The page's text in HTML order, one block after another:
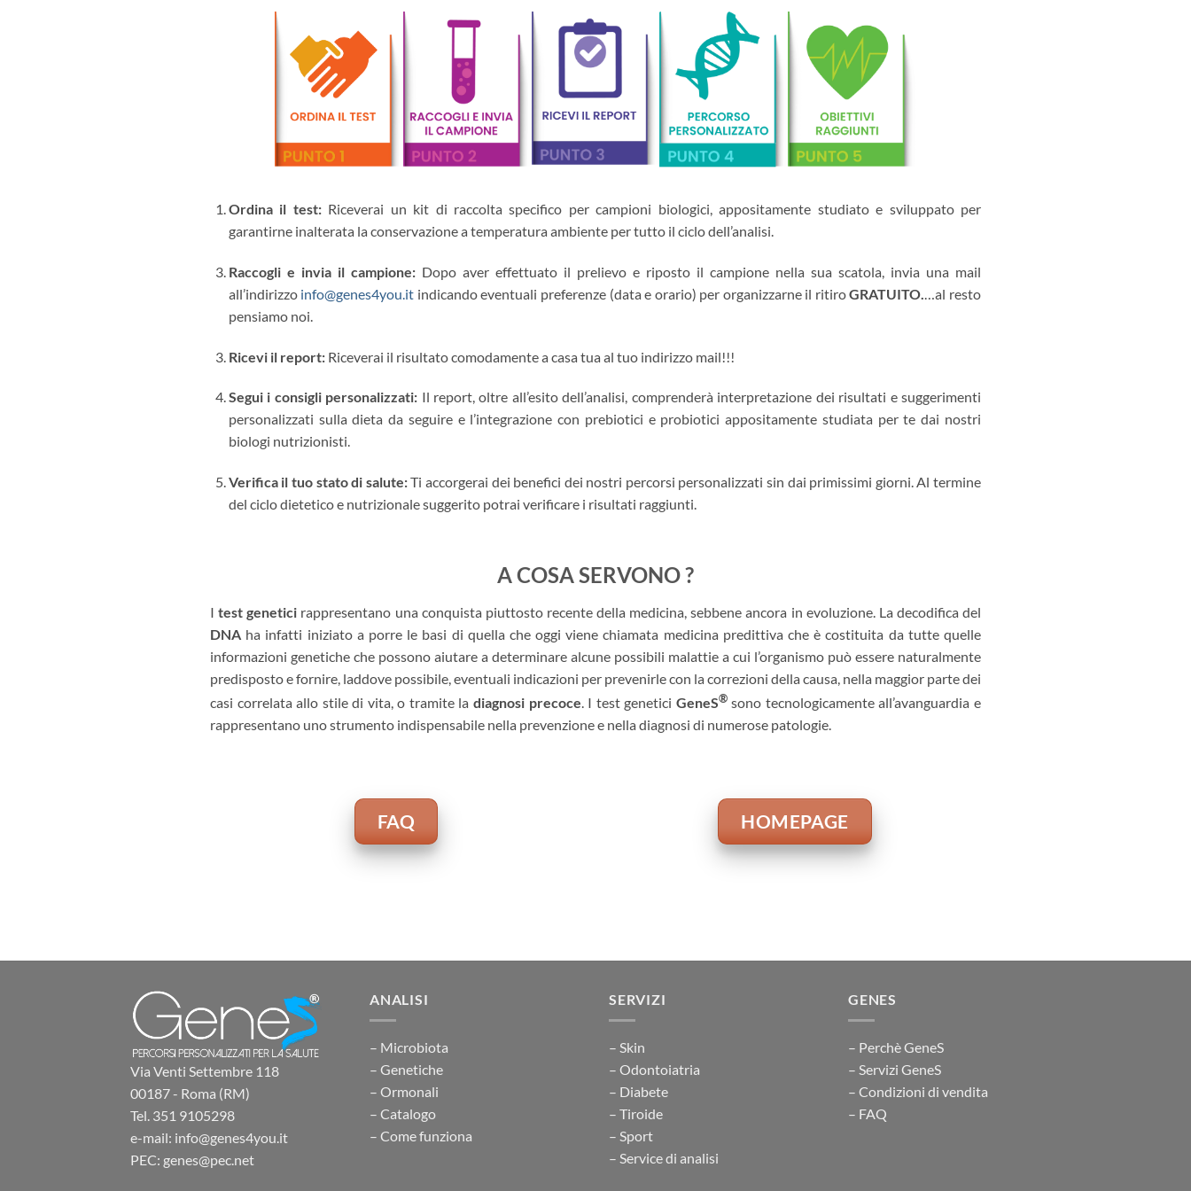
Ordina il test: Riceverai un kit di raccolta specifico per campioni biologici, appositamente studiato e sviluppato per
garantirne inalterata la conservazione a temperatura ambiente per tutto il ciclo dell’analisi.
Raccogli e invia il campione: Dopo aver effettuato il prelievo e riposto il campione nella sua scatola, invia una mail
all’indirizzo info@genes4you.it indicando eventuali preferenze (data e orario) per organizzarne il ritiroGRATUITO.…al resto
pensiamo noi.
Ricevi il report: Riceverai il risultato comodamente a casa tua al tuo indirizzo mail!!!
Segui i consigli personalizzati: Il report, oltre all’esito dell’analisi, comprenderà interpretazione dei risultati e suggerimenti
personalizzati sulla dieta da seguire e l’integrazione con prebiotici e probiotici appositamente studiata per te dai nostri
biologi nutrizionisti.
Verifica il tuo stato di salute:Ti accorgerai dei benefici dei nostri percorsi personalizzati sin dai primissimi giorni. Al termine
del ciclo dietetico e nutrizionale suggerito potrai verificare i risultati raggiunti.
A COSA SERVONO ?
Itest genetici rappresentano una conquista piuttosto recente della medicina, sebbene ancora in evoluzione. La decodifica del
DNA ha infatti iniziato a porre le basi di quella che oggi viene chiamata medicina predittiva che è costituita da tutte quelle
informazioni genetiche che possono aiutare a determinare alcune possibili malattie a cui l’organismo può essere naturalmente
predisposto e fornire, laddove possibile, eventuali indicazioni per prevenirle con la correzioni della causa, nella maggior parte dei
casi correlata allo stile di vita, o tramite la diagnosi precoce. I test genetici GeneS®sono tecnologicamente all’avanguardia e
rappresentano uno strumento indispensabile nella prevenzione e nella diagnosi di numerose patologie.
FAQ HOMEPAGE
Via Venti Settembre 118
00187 - Roma (RM)
Tel. 351 9105298
e-mail: info@genes4you.it
PEC: genes@pec.net
ANALISI
– Microbiota
– Genetiche
– Ormonali
– Catalogo
– Come funziona
SERVIZI
– Skin
– Odontoiatria
– Diabete
– Tiroide
– Sport
– Service di analisi
GENES
– Perchè GeneS
– Servizi GeneS
– Condizioni di vendita
– FAQ